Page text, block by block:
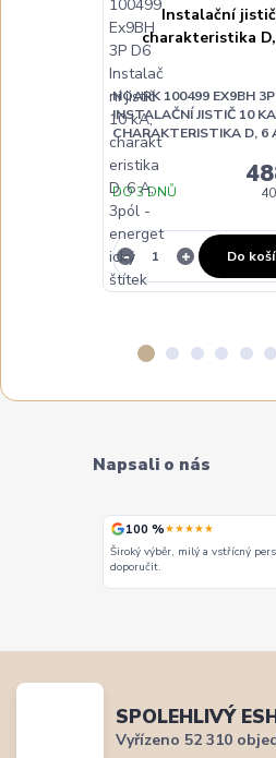
NOARK 100499 EX9BH
INSTALAČNÍ JISTIČ 10
CHARAKTERISTIKA D, 6
DO 3 DNŮ
Do
Napsali o nás
100 %★★★★★
Široký výběr, milý a vstřícný
doporučit.
SPOLEHLIVÝ
Vyřízeno 52 310